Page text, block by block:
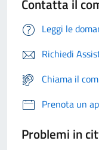
Contatta il
Leggi le
Richiedi
Chiama il
Prenota un
Problemi in